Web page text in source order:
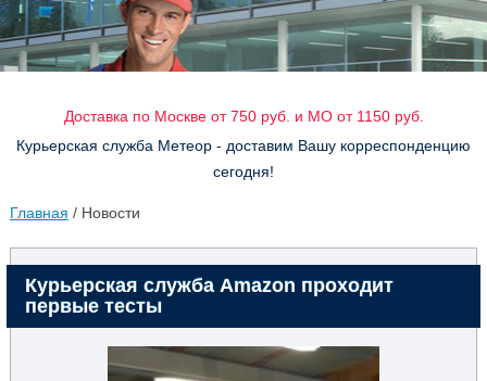
Доставка по Москве от 750 руб. и МО от 1150 руб.
Курьерская служба Метеор - доставим Вашу корреспонденцию
сегодня!
Главная / Новости
Курьерская служба Amazon проходит
первые тесты